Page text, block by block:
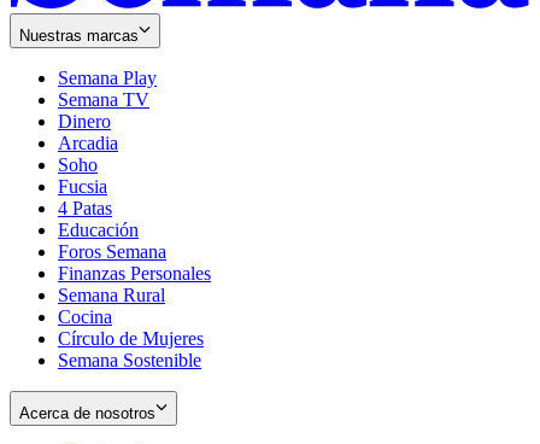
Nuestras marcas
Semana Play
Semana TV
Dinero
Arcadia
Soho
in
new
window
Fucsia
in
new
window
4 Patas
Educación
Foros Semana
Finanzas Personales
Semana Rural
Cocina
Círculo de Mujeres
Semana Sostenible
Acerca de nosotros